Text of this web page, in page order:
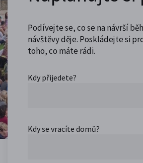
Podívejte se, co se na návrší
návštěvy děje. Poskládejte si
toho, co máte rádi.
Kdy přijedete?
Kdy se vracíte domů?